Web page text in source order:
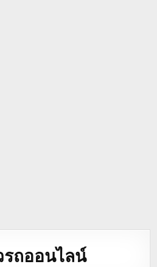
รถออนไลน์